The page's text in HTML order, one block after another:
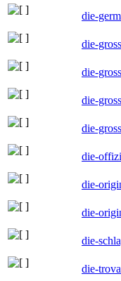
die-
die-
die-
die-
die-
die-
die-
die-
die-
die-